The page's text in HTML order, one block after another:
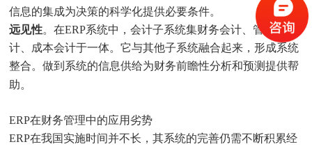
信息的集成为决策的科学化提供必要条件。
远见性。在ERP系统中，会计子系统集财务会计、管理会
计、成本会计于一体。它与其他子系统融合起来，形成系统
整合。做到系统的信息供给为财务前瞻性分析和预测提供帮
助。
ERP在财务管理中的应用劣势
ERP在我国实施时间并不长，其系统的完善仍需不断积累经